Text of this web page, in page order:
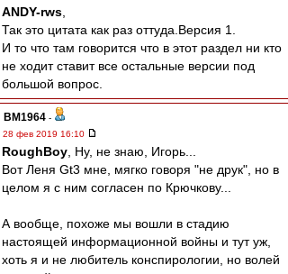
ANDY-rws
Так это цитата как раз оттуда.Версия 1.
И то что там говорится что в этот раздел ни кто
не ходит ставит все остальные версии под
большой вопрос.
BM1964 -
28 фев 2019 16:10
RoughBoy , Ну, не знаю, Игорь...
Вот Леня Gt3 мне, мягко говоря "не друк", но в
целом я с ним согласен по Крючкову...
А вообще, похоже мы вошли в стадию
настоящей информационной войны и тут уж,
хоть я и не любитель конспирологии, но волей